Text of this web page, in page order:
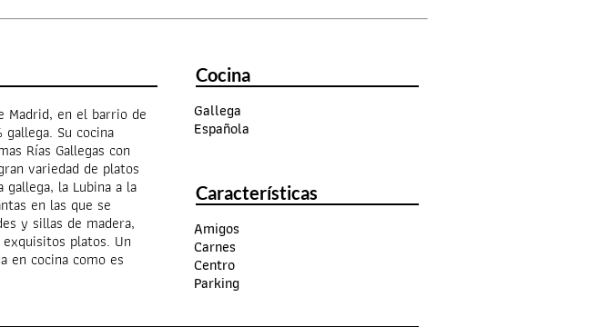
Madrid, en el barrio de
Su cocina
Rías Gallegas con
variedad de platos
la Lubina a la
en las que se
y sillas de madera,
platos. Un
en cocina como es
Cocina
Gallega
Española
Características
Amigos
Carnes
Centro
Parking